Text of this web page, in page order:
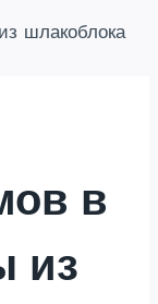
в
из